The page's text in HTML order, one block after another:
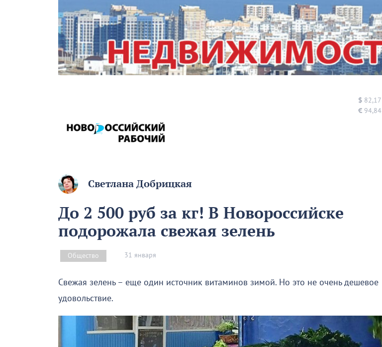
$
€
Светлана Добрицкая
До 2 500 руб за кг! В Новороссийске
подорожала свежая зелень
Общество 31 января
Свежая зелень – еще один источник витаминов зимой. Но это не очень дешевое
удовольствие.